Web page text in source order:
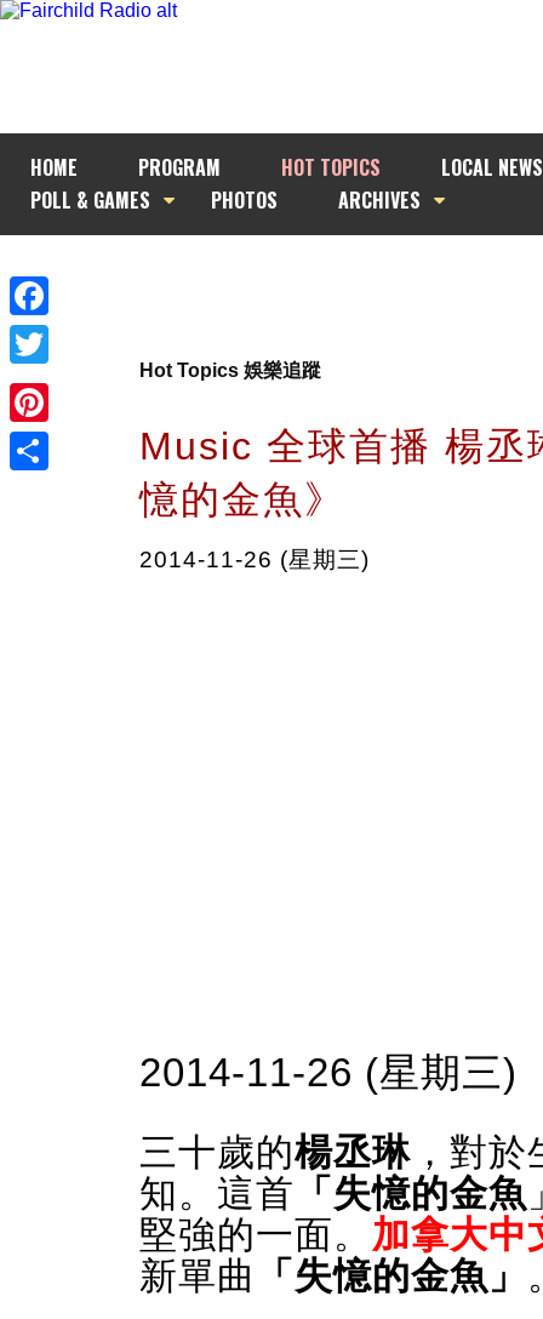
HOME PROGRAM HOT TOPICS
LOCAL NEWS
POLL & GAMES
PHOTOS ARCHIVES
Facebook
Twitter
Pinterest
Hot Topics 娛樂追蹤
Music 全球首播 楊丞
憶的金魚》
2014-11-26 (星期三)
2014-11-26 (星期三)
三十歲的楊丞琳 ，對
知。這首 「失憶的金魚
堅強的一面。 加拿大中
新單曲
「失憶的金魚」